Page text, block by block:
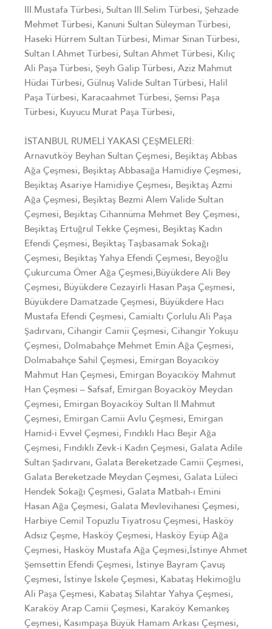
III.Mustafa Türbesi, Sultan III.Selim Türbesi, Şehzade
Mehmet Türbesi, Kanuni Sultan Süleyman Türbesi,
Haseki Hürrem Sultan Türbesi, Mimar Sinan Türbesi,
Sultan I.Ahmet Türbesi, Sultan Ahmet Türbesi, Kılıç
Ali Paşa Türbesi, Şeyh Galip Türbesi, Aziz Mahmut
Hüdai Türbesi, Gülnuş Valide Sultan Türbesi, Halil
Paşa Türbesi, Karacaahmet Türbesi, Şemsi Paşa
Türbesi, Kuyucu Murat Paşa Türbesi,
İSTANBUL RUMELİ YAKASI ÇEŞMELERİ:
Arnavutköy Beyhan Sultan Çeşmesi, Beşiktaş Abbas
Ağa Çeşmesi, Beşiktaş Abbasağa Hamidiye Çeşmesi,
Beşiktaş Asariye Hamidiye Çeşmesi, Beşiktaş Azmi
Ağa Çeşmesi, Beşiktaş Bezmi Alem Valide Sultan
Çeşmesi, Beşiktaş Cihannüma Mehmet Bey Çeşmesi,
Beşiktaş Ertuğrul Tekke Çeşmesi, Beşiktaş Kadın
Efendi Çeşmesi, Beşiktaş Taşbasamak Sokağı
Çeşmesi, Beşiktaş Yahya Efendi Çeşmesi, Beyoğlu
Çukurcuma Ömer Ağa Çeşmesi,Büyükdere Ali Bey
Çeşmesi, Büyükdere Cezayirli Hasan Paşa Çeşmesi,
Büyükdere Damatzade Çeşmesi, Büyükdere Hacı
Mustafa Efendi Çeşmesi, Camialtı Çorlulu Ali Paşa
Şadırvanı, Cihangir Camii Çeşmesi, Cihangir Yokuşu
Çeşmesi, Dolmabahçe Mehmet Emin Ağa Çeşmesi,
Dolmabahçe Sahil Çeşmesi, Emirgan Boyacıköy
Mahmut Han Çeşmesi, Emirgan Boyacıköy Mahmut
Han Çeşmesi – Safsaf, Emirgan Boyacıköy Meydan
Çeşmesi, Emirgan Boyacıköy Sultan II.Mahmut
Çeşmesi, Emirgan Camii Avlu Çeşmesi, Emirgan
Hamid-i Evvel Çeşmesi, Fındıklı Hacı Beşir Ağa
Çeşmesi, Fındıklı Zevk-i Kadın Çeşmesi, Galata Adile
Sultan Şadırvanı, Galata Bereketzade Camii Çeşmesi,
Galata Bereketzade Meydan Çeşmesi, Galata Lüleci
Hendek Sokağı Çeşmesi, Galata Matbah-ı Emini
Hasan Ağa Çeşmesi, Galata Mevlevihanesi Çeşmesi,
Harbiye Cemil Topuzlu Tiyatrosu Çeşmesi, Hasköy
Adsız Çeşme, Hasköy Çeşmesi, Hasköy Eyüp Ağa
Çeşmesi, Hasköy Mustafa Ağa Çeşmesi,İstinye Ahmet
Şemsettin Efendi Çeşmesi, İstinye Bayram Çavuş
Çeşmesi, İstinye İskele Çeşmesi, Kabataş Hekimoğlu
Ali Paşa Çeşmesi, Kabataş Silahtar Yahya Çeşmesi,
Karaköy Arap Camii Çeşmesi, Karaköy Kemankeş
Çeşmesi, Kasımpaşa Büyük Hamam Arkası Çeşmesi,